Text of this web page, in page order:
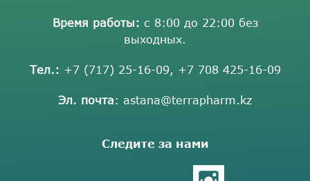
Время работы: с 8:00 до 22:00 без
выходных.
Тел.: +7 (717) 25-16-09, +7 708 425-16-09
Эл. почта: astana@terrapharm.kz
Следите за нами